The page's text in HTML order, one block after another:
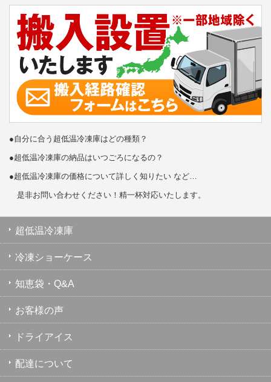
●自分に合う超低温冷凍庫はどの種類？
●超低温冷凍庫の納品はいつごろになるの？
●超低温冷凍庫の価格について詳しく知りたい など…
是非お問い合わせください！精一杯対応いたします。
超低温冷凍庫
冷凍ショーケース
知恵袋・Q&A
お客様の声
ドライアイス
配達について